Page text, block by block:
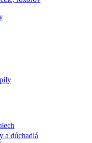
a dúchadlá